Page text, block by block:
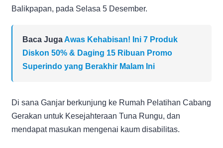
Balikpapan, pada Selasa 5 Desember.
Baca JugaAwas Kehabisan! Ini 7 Produk
Diskon 50% & Daging 15 Ribuan Promo
Superindo yang Berakhir Malam Ini
Di sana Ganjar berkunjung ke Rumah Pelatihan Cabang
Gerakan untuk Kesejahteraan Tuna Rungu, dan
mendapat masukan mengenai kaum disabilitas.